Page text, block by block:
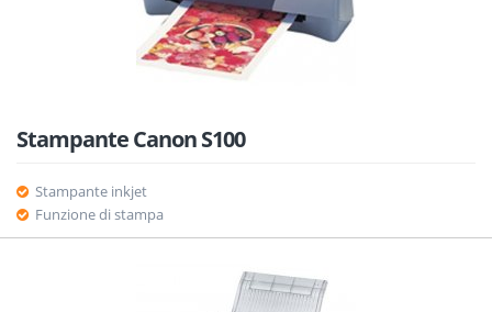
Stampante Canon S100
Stampante inkjet
Funzione di stampa